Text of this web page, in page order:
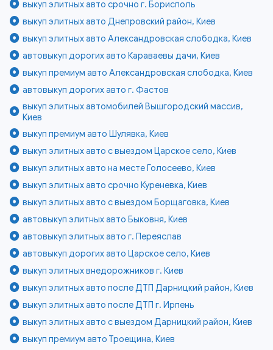
выкуп элитных авто срочно г. Борисполь
выкуп элитных авто Днепровский район, Киев
выкуп элитных авто Александровская слободка, Киев
автовыкуп дорогих авто Караваевы дачи, Киев
выкуп премиум авто Александровская слободка, Киев
автовыкуп дорогих авто г. Фастов
выкуп элитных автомобилей Вышгородский массив,
Киев
выкуп премиум авто Шулявка, Киев
выкуп элитных авто с выездом Царское село, Киев
выкуп элитных авто на месте Голосеево, Киев
выкуп элитных авто срочно Куреневка, Киев
выкуп элитных авто с выездом Борщаговка, Киев
автовыкуп элитных авто Быковня, Киев
автовыкуп элитных авто г. Переяслав
автовыкуп дорогих авто Царское село, Киев
выкуп элитных внедорожников г. Киев
выкуп элитных авто после ДТП Дарницкий район, Киев
выкуп элитных авто после ДТП г. Ирпень
выкуп элитных авто с выездом Дарницкий район, Киев
выкуп премиум авто Троещина, Киев